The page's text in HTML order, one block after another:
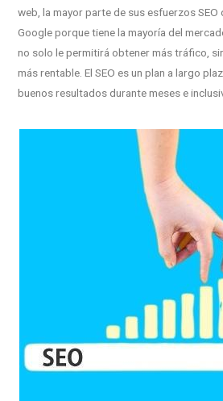
web, la mayor parte de sus esfuerzos SEO
Google porque tiene la mayoría del
no solo le permitirá obtener más tráfico,
más rentable. El SEO es un plan a largo
buenos resultados durante meses e